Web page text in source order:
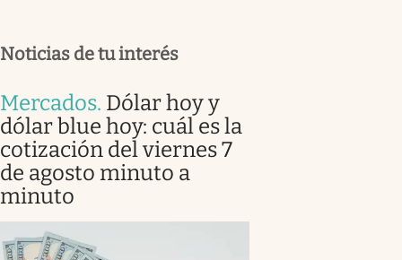
Noticias de tu interés
Mercados. Dólar hoy y
dólar blue hoy: cuál es la
cotización del viernes 7
de agosto minuto a
minuto